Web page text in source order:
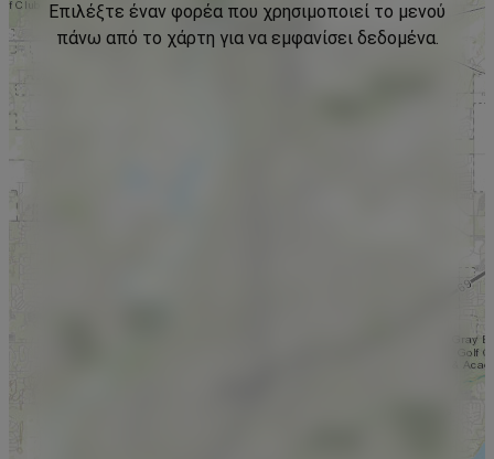
Επιλέξτε έναν φορέα που χρησιμοποιεί το μενού
πάνω από το χάρτη για να εμφανίσει δεδομένα.